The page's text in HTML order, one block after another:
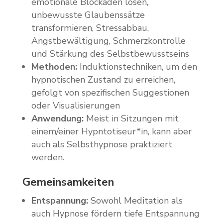
unbewusste Glaubenssätze
transformieren, Stressabbau,
Angstbewältigung, Schmerzkontrolle
und Stärkung des Selbstbewusstseins
Methoden:Induktionstechniken, um den
hypnotischen Zustand zu erreichen,
gefolgt von spezifischen Suggestionen
oder Visualisierungen
Anwendung:Meist in Sitzungen mit
einem/einer Hypntotiseur*in, kann aber
auch als Selbsthypnose praktiziert
werden.
Gemeinsamkeiten
Entspannung:Sowohl Meditation als
auch Hypnose fördern tiefe Entspannung